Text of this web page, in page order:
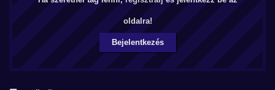
oldalra!
Bejelentkezés